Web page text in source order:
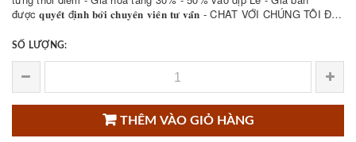
được 𝐪𝐮𝐲𝐞̂́𝐭 đ𝐢̣𝐧𝐡 𝐛𝐨̛̉𝐢 𝐜𝐡𝐮𝐲𝐞̂𝐧 𝐯𝐢𝐞̂𝐧 𝐭𝐮̛ 𝐯𝐚̂́𝐧 - CHAT VỚI CHÚNG TÔI ĐỂ
SỐ LƯỢNG:
THÊM VÀO GIỎ HÀNG